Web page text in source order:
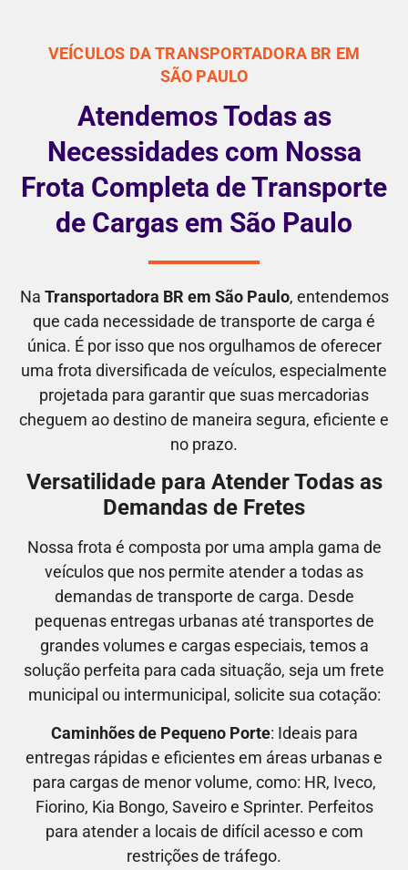
VEÍCULOS DA TRANSPORTADORA BR EM
SÃO PAULO
Atendemos Todas as
Necessidades com Nossa
Frota Completa de Transporte
de Cargas em São Paulo
Na Transportadora BR em São Paulo, entendemos
que cada necessidade de transporte de carga é
única. É por isso que nos orgulhamos de oferecer
uma frota diversificada de veículos, especialmente
projetada para garantir que suas mercadorias
cheguem ao destino de maneira segura, eficiente e
no prazo.
Versatilidade para Atender Todas as
Demandas de Fretes
Nossa frota é composta por uma ampla gama de
veículos que nos permite atender a todas as
demandas de transporte de carga. Desde
pequenas entregas urbanas até transportes de
grandes volumes e cargas especiais, temos a
solução perfeita para cada situação, seja um frete
municipal ou intermunicipal, solicite sua cotação:
Caminhões de Pequeno Porte: Ideais para
entregas rápidas e eficientes em áreas urbanas e
para cargas de menor volume, como: HR, Iveco,
Fiorino, Kia Bongo, Saveiro e Sprinter. Perfeitos
para atender a locais de difícil acesso e com
restrições de tráfego.